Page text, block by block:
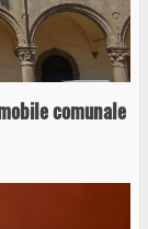
comunale